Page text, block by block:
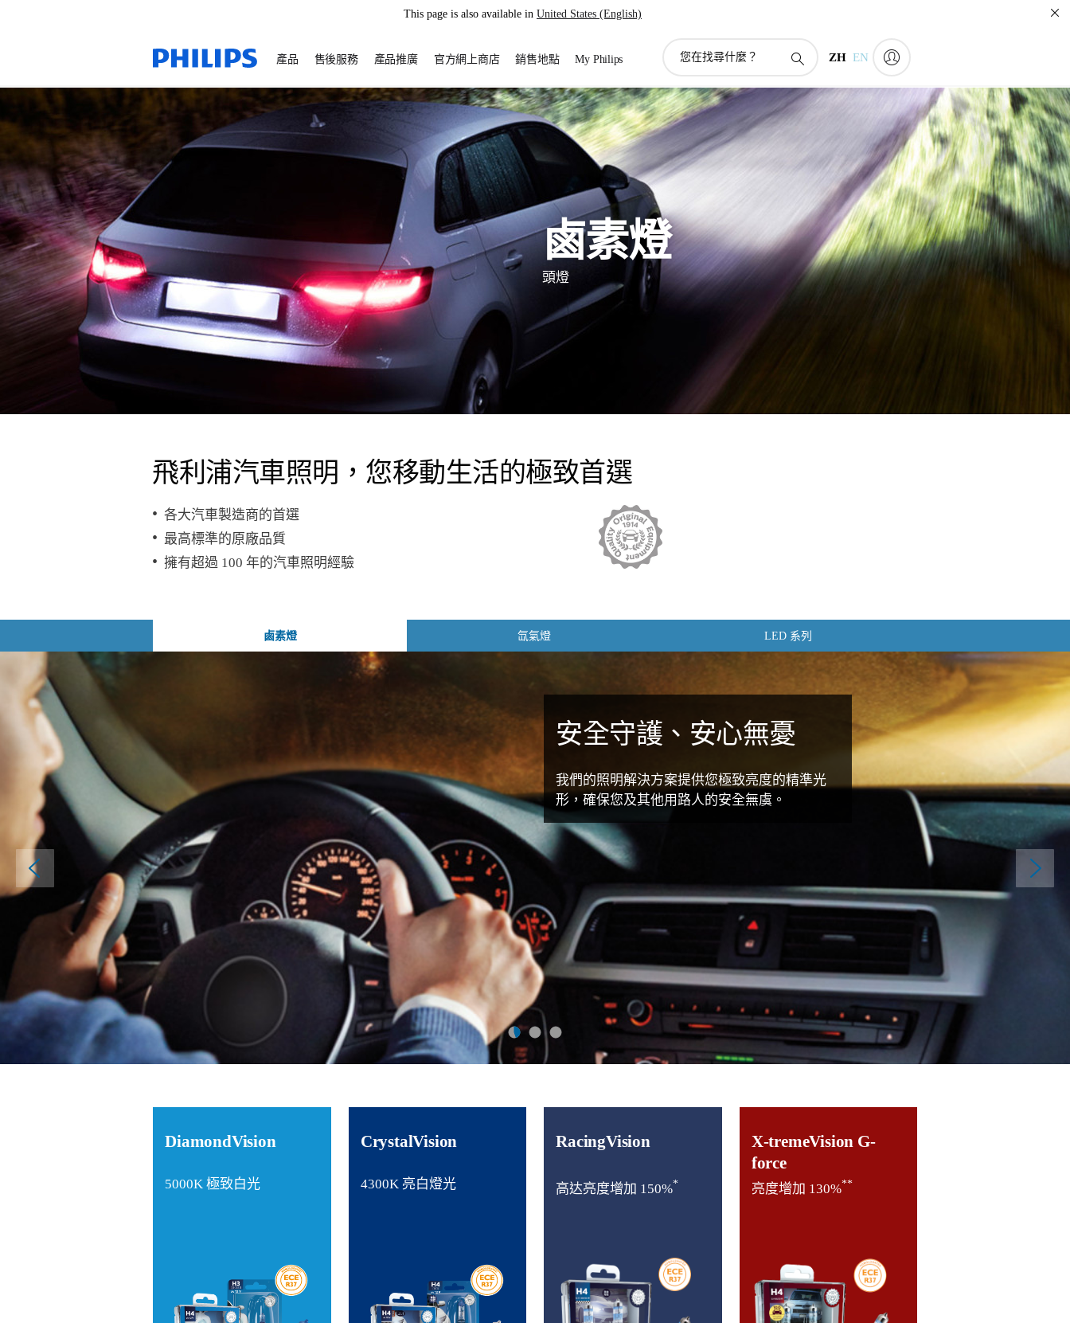
This page is also available in United States (English)
產品 售後服務 產品推廣 官方網上商店 銷售地點 My Philips
持
搜
索
ZH EN
鹵素燈
頭燈
飛利浦汽車照明，您移動生活的極致首選
各大汽車製造商的首選
最高標準的原廠品質
擁有超過 100 年的汽車照明經驗
鹵素燈 氙氣燈 LED 系列
安全守護、安心無憂
我們的照明解決方案提供您極致亮度的精準光
形，確保您及其他用路人的安全無虞。
DiamondVision
5000K 極致白光
CrystalVision
4300K 亮白燈光
RacingVision
高达亮度增加 150%*
X-tremeVision G-
force
亮度增加 130%**